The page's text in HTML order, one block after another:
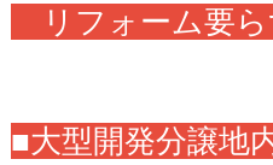
リフォーム要ら
■大型開発分譲地